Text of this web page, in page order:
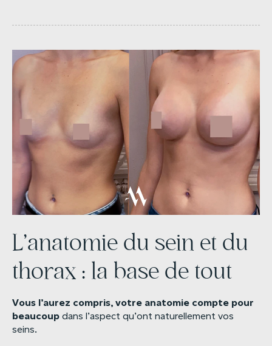
L’anatomie du sein et du
thorax : la base de tout
Vous l’aurez compris, votre anatomie compte pour
beaucoup dans l’aspect qu’ont naturellement vos
seins.